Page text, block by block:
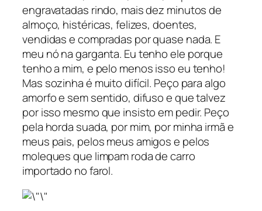
engravatadas rindo, mais dez minutos de
almoço, histéricas, felizes, doentes,
vendidas e compradas por quase nada. E
meu nó na garganta. Eu tenho ele porque
tenho a mim, e pelo menos isso eu tenho!
Mas sozinha é muito difícil. Peço para algo
amorfo e sem sentido, difuso e que talvez
por isso mesmo que insisto em pedir. Peço
pela horda suada, por mim, por minha irmã e
meus pais, pelos meus amigos e pelos
moleques que limpam roda de carro
importado no farol.